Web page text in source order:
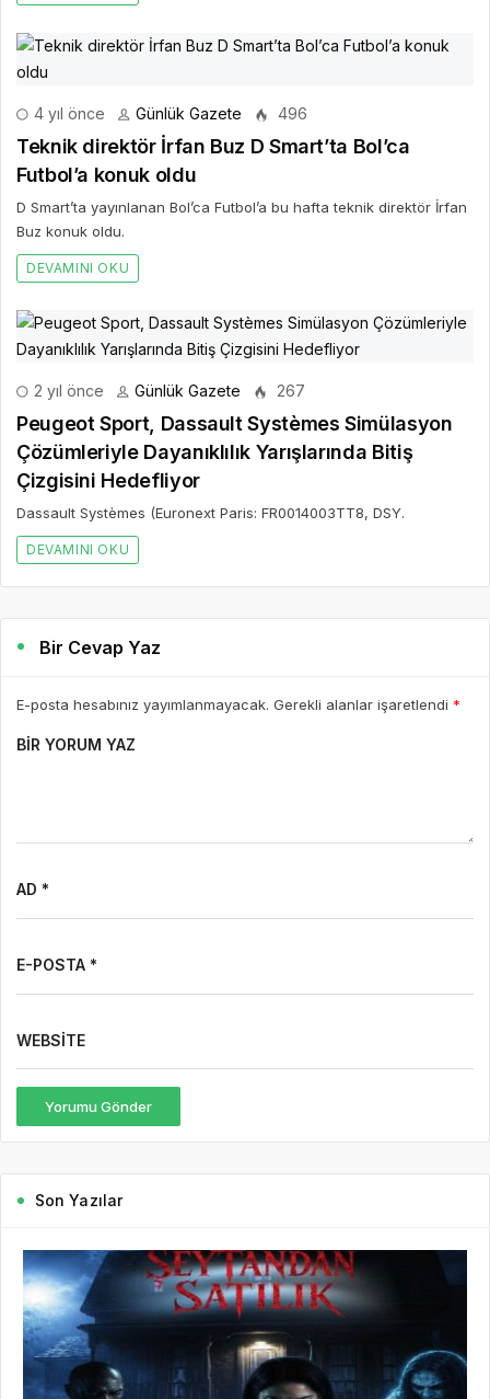
4 yıl önce Günlük Gazete 496
Teknik direktör İrfan Buz D Smart’ta Bol’ca
Futbol’a konuk oldu
D Smart’ta yayınlanan Bol’ca Futbol’a bu hafta teknik direktör İrfan
Buz konuk oldu.
DEVAMINI OKU
2 yıl önce Günlük Gazete 267
Peugeot Sport, Dassault Systèmes Simülasyon
Çözümleriyle Dayanıklılık Yarışlarında Bitiş
Çizgisini Hedefliyor
Dassault Systèmes (Euronext Paris: FR0014003TT8, DSY.
DEVAMINI OKU
Bir Cevap Yaz
E-posta hesabınız yayımlanmayacak. Gerekli alanlar işaretlendi *
BIR YORUM YAZ
AD *
E-POSTA *
WEBSITE
Yorumu Gönder
Son Yazılar